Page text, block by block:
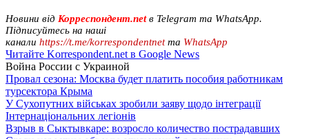
Новини від Корреспондент.netв Telegram та WhatsApp.
Підписуйтесь на наші
канали https://t.me/korrespondentnetта WhatsApp
Читайте Korrespondent.net в Google News
Война России с Украиной
Провал сезона: Москва будет платить пособия работникам
турсектора Крыма
У Сухопутних військах зробили заяву щодо інтеграції
Інтернаціональних легіонів
Взрыв в Сыктывкаре: возросло количество пострадавших